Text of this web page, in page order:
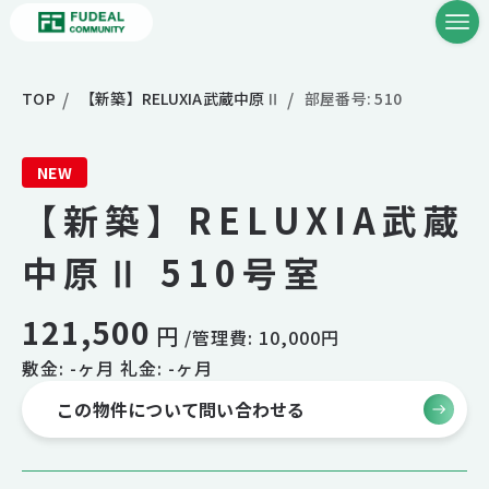
TOP 【新築】RELUXIA武蔵中原Ⅱ 部屋番号: 510
NEW
【新築】RELUXIA武蔵
中原Ⅱ 510号室
121,500 円 /管理費: 10,000円
敷金: -ヶ月 礼金: -ヶ月
この物件について問い合わせる